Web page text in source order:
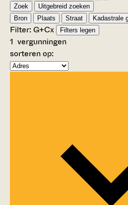
Zoek
Uitgebreid zoeken
Bron
Plaats Straat Kadastrale
Filter:G+Cx Filters legen
1 vergunningen
sorteren op: